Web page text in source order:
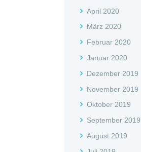
April 2020
März 2020
Februar 2020
Januar 2020
Dezember 2019
November 2019
Oktober 2019
September 2019
August 2019